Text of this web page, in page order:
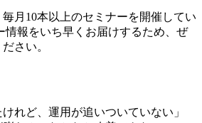
月10本以上のセミナーを開催してい
情報をいち早くお届けするため、ぜ
さい。
れど、運用が追いついていない」